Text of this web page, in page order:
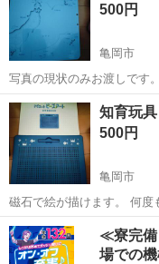
す。 ご希望の方は平日は18
500円
亀岡市
写真の現状のみお渡しです
に役立ちます。 使用感あり
京都 亀岡市 おもち
知育玩
500円
亀岡市
磁石で絵が描けます。 何度
な形を描くことができます
はありますが、使用には問
https://goodtoy.jp...
京都 亀岡市 おもち
≪寮完備
場での